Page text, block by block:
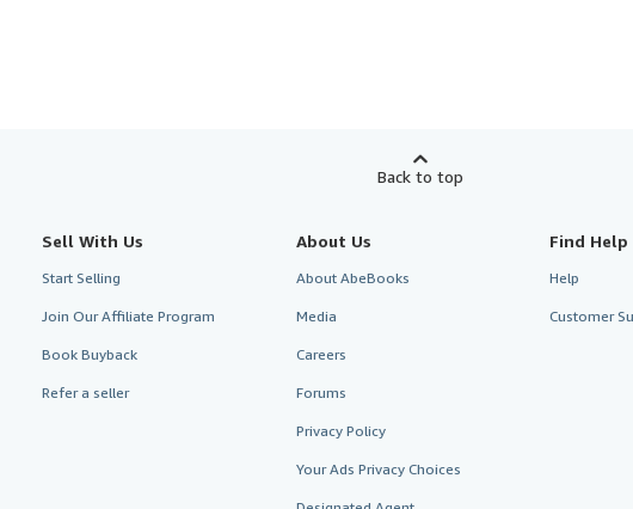
Back to top
Sell With Us
Start Selling
Join Our Affiliate Program
Book Buyback
Refer a seller
About Us
About AbeBooks
Media
Careers
Forums
Privacy Policy
Your Ads Privacy Choices
Find Help
Help
Customer